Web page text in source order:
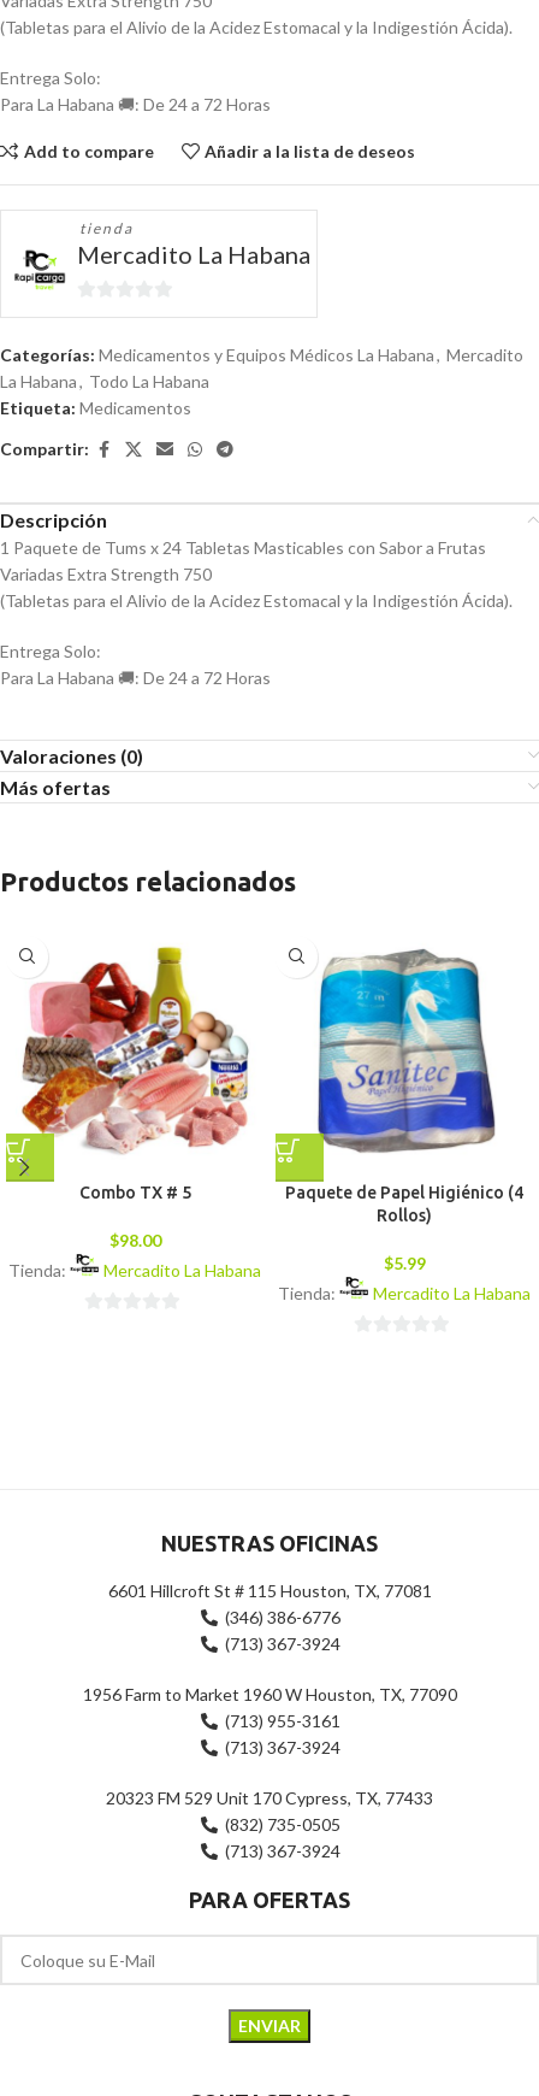
(Tabletas para el Alivio de la Acidez Estomacal y la Indigestión Ácida).
Entrega Solo:
Para La Habana 🚚: De 24 a 72 Horas
Add to compare Añadir a la lista de deseos
tienda
Mercadito La Habana
0
Categorías: Medicamentos y Equipos Médicos La Habana, Mercadito
La Habana, Todo La Habana
Etiqueta: Medicamentos
Compartir:
Descripción
1 Paquete de Tums x 24 Tabletas Masticables con Sabor a Frutas
Variadas Extra Strength 750
(Tabletas para el Alivio de la Acidez Estomacal y la Indigestión Ácida).
Entrega Solo:
Para La Habana 🚚: De 24 a 72 Horas
Valoraciones (0)
Más ofertas
Productos relacionados
Combo TX # 5
$98.00
Tienda:
Mercadito La Habana
Paquete de Papel Higiénico (4
Rollos)
$5.99
Tienda:
Mercadito La Habana
NUESTRAS OFICINAS
6601 Hillcroft St # 115 Houston, TX, 77081
(346) 386-6776
(713) 367-3924
1956 Farm to Market 1960 W Houston, TX, 77090
(713) 955-3161
(713) 367-3924
20323 FM 529 Unit 170 Cypress, TX, 77433
(832) 735-0505
(713) 367-3924
PARA OFERTAS